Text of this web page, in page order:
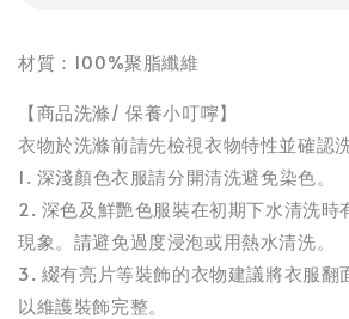
材質：100%聚脂纖維
【商品洗滌/ 保養小叮嚀】
衣物於洗滌前請先檢視衣物特性並確認
1. 深淺顏色衣服請分開清洗避免染色。
2. 深色及鮮艷色服裝在初期下水清洗時
現象。請避免過度浸泡或用熱水清洗。
3. 綴有亮片等裝飾的衣物建議將衣服翻
以維護裝飾完整。